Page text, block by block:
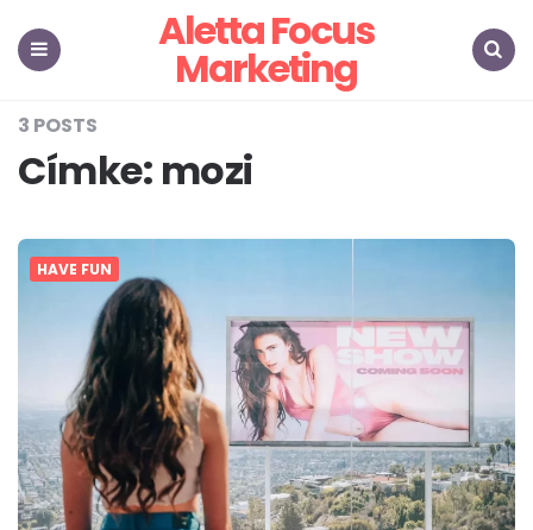
Aletta Focus
Marketing
3 POSTS
Címke: mozi
HAVE FUN